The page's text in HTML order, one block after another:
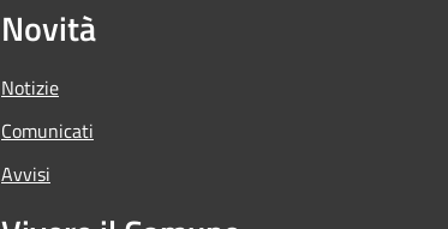
Novità
Notizie
Comunicati
Avvisi